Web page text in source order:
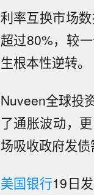
利率互换市场
超过80%，较
生根本性逆转。
Nuveen全球投
了通胀波动，
场吸收政府发债
美国银行19日